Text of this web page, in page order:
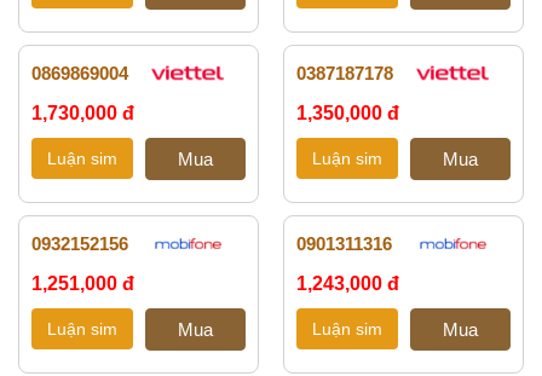
0869869004
1,730,000 đ
0387187178
1,350,000 đ
0932152156
1,251,000 đ
0901311316
1,243,000 đ